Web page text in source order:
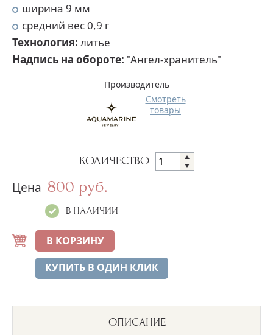
ширина 9 мм
средний вес 0,9 г
Технология: литье
Надпись на обороте: "Ангел-хранитель"
Производитель
Смотреть
товары
КОЛИЧЕСТВО
Цена 800 руб.
В НАЛИЧИИ
В КОРЗИНУ
КУПИТЬ В ОДИН КЛИК
ОПИСАНИЕ